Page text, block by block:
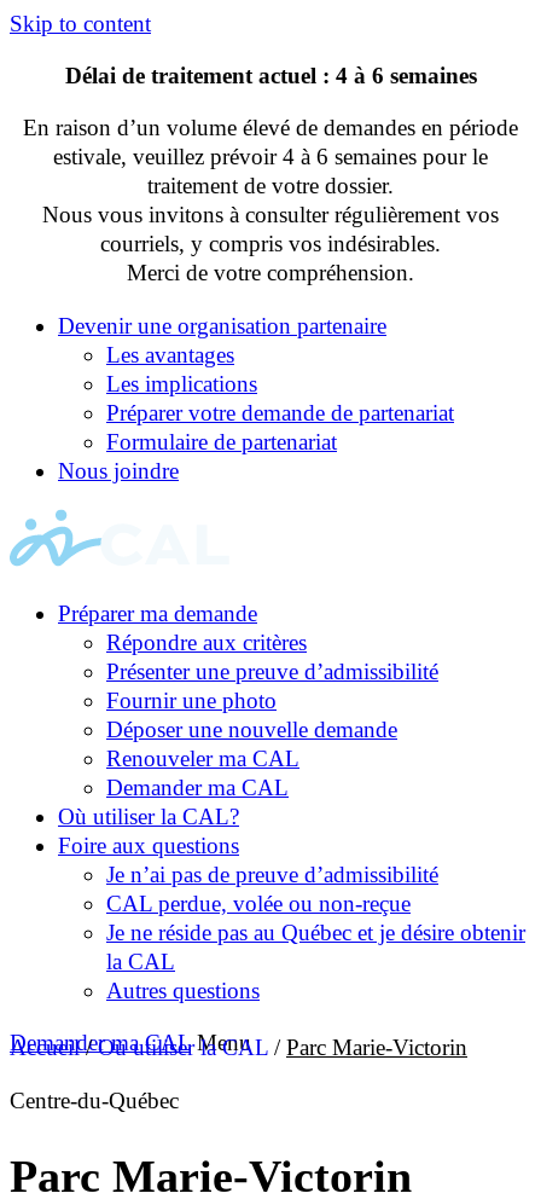
Skip to content
Délai de traitement actuel : 4 à 6 semaines
En raison d’un volume élevé de demandes en période
estivale, veuillez prévoir 4 à 6 semaines pour le
traitement de votre dossier.
Nous vous invitons à consulter régulièrement vos
courriels, y compris vos indésirables.
Merci de votre compréhension.
Devenir une organisation partenaire
Les avantages
Les implications
Préparer votre demande de partenariat
Formulaire de partenariat
Nous joindre
Préparer ma demande
Répondre aux critères
Présenter une preuve d’admissibilité
Fournir une photo
Déposer une nouvelle demande
Renouveler ma CAL
Demander ma CAL
Où utiliser la CAL?
Foire aux questions
Je n’ai pas de preuve d’admissibilité
CAL perdue, volée ou non-reçue
Je ne réside pas au Québec et je désire obtenir
la CAL
Autres questions
Demander ma CAL Menu
Accueil/Où utiliser la CAL /Parc Marie-Victorin
Centre-du-Québec
Parc Marie-Victorin